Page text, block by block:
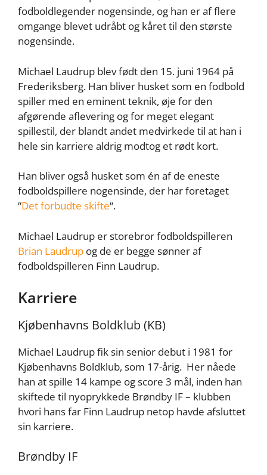
fodboldlegender nogensinde, og han er af flere
omgange blevet udråbt og kåret til den største
nogensinde.
Michael Laudrup blev født den 15. juni 1964 på
Frederiksberg. Han bliver husket som en fodbold
spiller med en eminent teknik, øje for den
afgørende aflevering og for meget elegant
spillestil, der blandt andet medvirkede til at han i
hele sin karriere aldrig modtog et rødt kort.
Han bliver også husket som én af de eneste
fodboldspillere nogensinde, der har foretaget
“Det forbudte skifte“.
Michael Laudrup er storebror fodboldspilleren
Brian Laudrup og de er begge sønner af
fodboldspilleren Finn Laudrup.
Karriere
Kjøbenhavns Boldklub (KB)
Michael Laudrup fik sin senior debut i 1981 for
Kjøbenhavns Boldklub, som 17-årig. Her nåede
han at spille 14 kampe og score 3 mål, inden han
skiftede til nyoprykkede Brøndby IF – klubben
hvori hans far Finn Laudrup netop havde afsluttet
sin karriere.
Brøndby IF